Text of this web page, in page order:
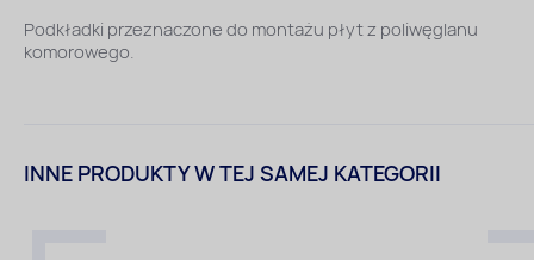
Podkładki przeznaczone do montażu płyt z poliwęglanu
komorowego.
INNE PRODUKTY W TEJ SAMEJ KATEGORII